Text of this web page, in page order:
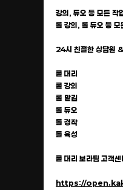
강의, 듀오 등 모든 작
롤 강의, 롤 듀오 등
24시 친절한 상담원
롤 대리
롤 강의
롤 맡김
롤 듀오
롤 경작
롤 육성
롤 대리 보라팀 고객센
https://